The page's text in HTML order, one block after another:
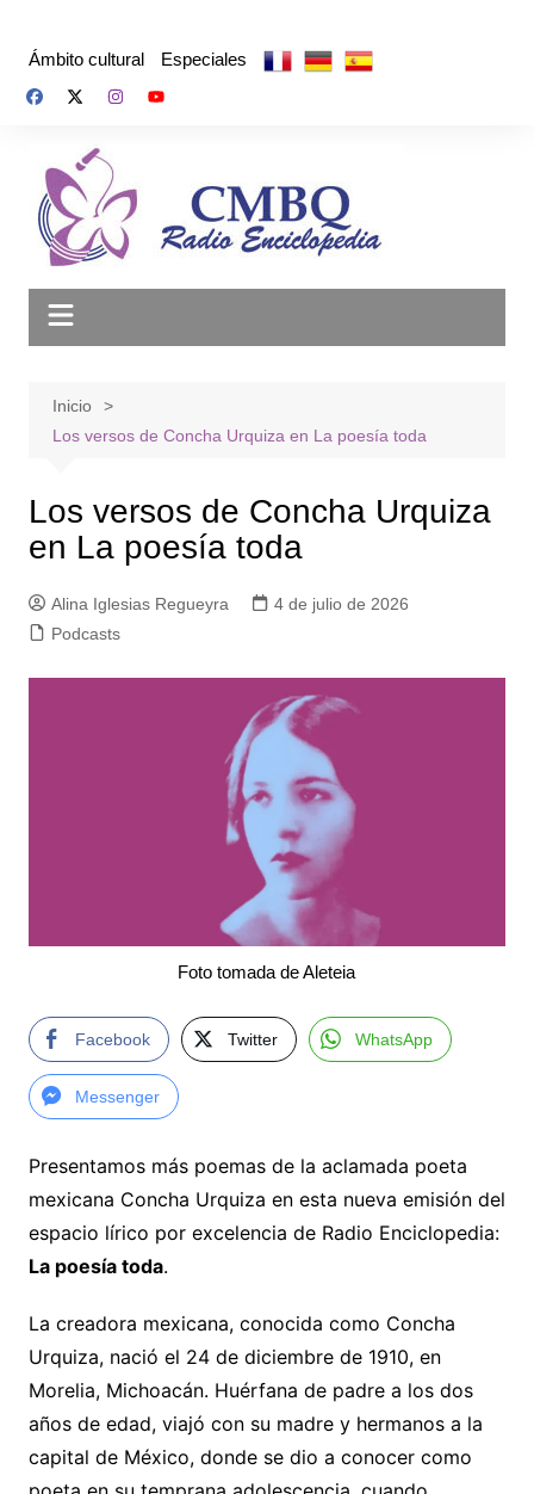
Ámbito cultural Especiales
Inicio
Los versos de Concha Urquiza en La poesía toda
Los versos de Concha Urquiza
en La poesía toda
Alina Iglesias Regueyra
4 de julio de 2026
Podcasts
Foto tomada de Aleteia
Facebook Twitter WhatsApp
Messenger
Presentamos más poemas de la aclamada poeta
mexicana Concha Urquiza en esta nueva emisión del
espacio lírico por excelencia de Radio Enciclopedia:
La poesía toda.
La creadora mexicana, conocida como Concha
Urquiza, nació el 24 de diciembre de 1910, en
Morelia, Michoacán. Huérfana de padre a los dos
años de edad, viajó con su madre y hermanos a la
capital de México, donde se dio a conocer como